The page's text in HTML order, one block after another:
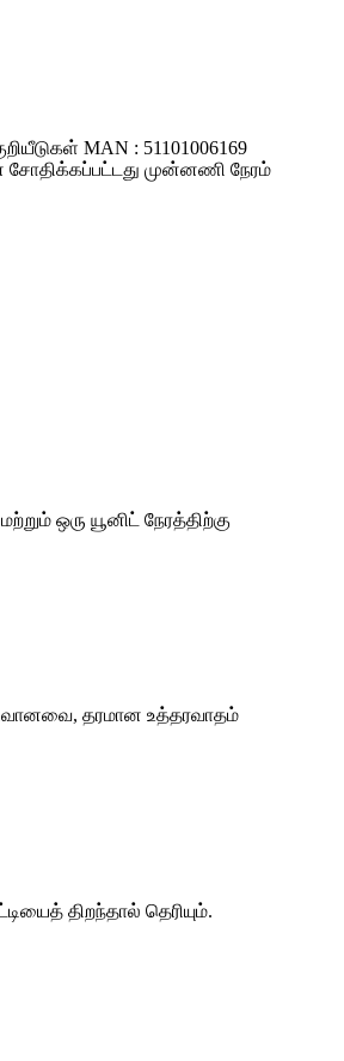
MAN : 51101006169
சோதிக்கப்பட்டது முன்னணி நேரம்
ஒரு யூனிட் நேரத்திற்கு
தரமான உத்தரவாதம்
திறந்தால் தெரியும்.